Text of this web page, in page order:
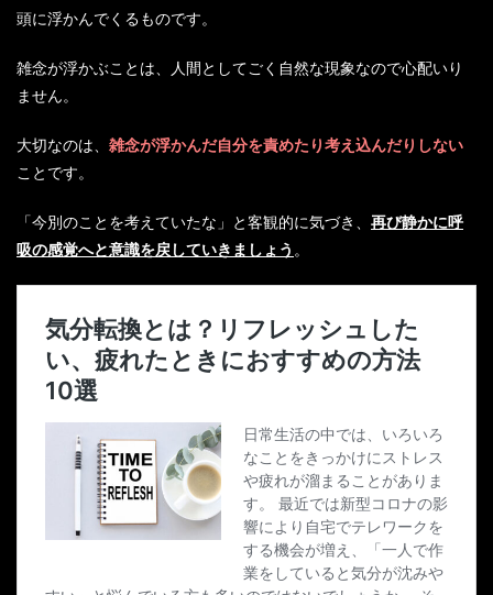
頭に浮かんでくるものです。
雑念が浮かぶことは、人間としてごく自然な現象なので心配いり
ません。
大切なのは、 雑念が浮かんだ自分を責めたり考え込んだりしない
ことです。
「今別のことを考えていたな」と客観的に気づき、 再び静かに呼
吸の感覚へと意識を戻していきましょう 。